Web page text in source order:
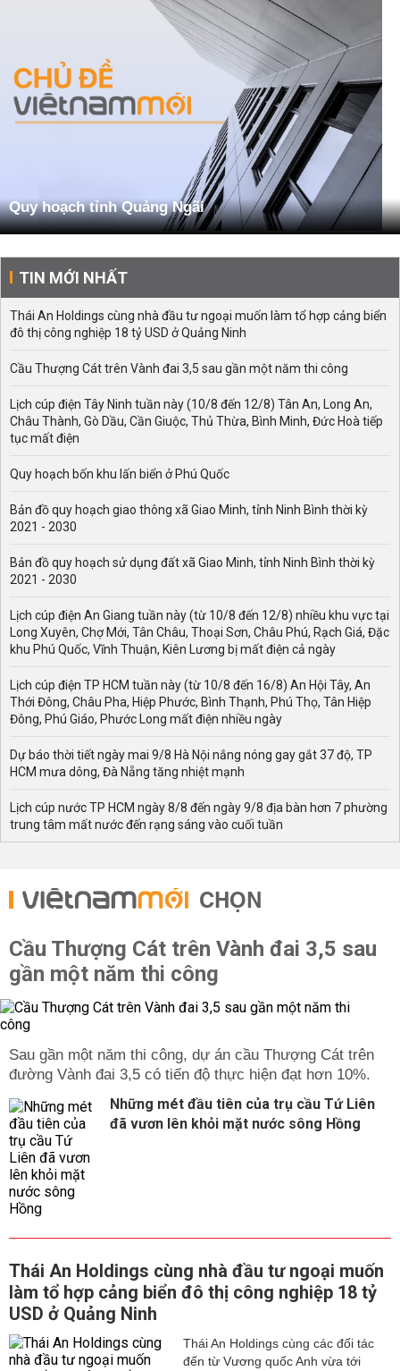
Quy hoạch tỉnh Quảng Ngãi
TIN MỚI NHẤT
Thái An Holdings cùng nhà đầu tư ngoại muốn làm tổ hợp cảng biển
đô thị công nghiệp 18 tỷ USD ở Quảng Ninh
Cầu Thượng Cát trên Vành đai 3,5 sau gần một năm thi công
Lịch cúp điện Tây Ninh tuần này (10/8 đến 12/8) Tân An, Long An,
Châu Thành, Gò Dầu, Cần Giuộc, Thủ Thừa, Bình Minh, Đức Hoà tiếp
tục mất điện
Quy hoạch bốn khu lấn biển ở Phú Quốc
Bản đồ quy hoạch giao thông xã Giao Minh, tỉnh Ninh Bình thời kỳ
2021 - 2030
Bản đồ quy hoạch sử dụng đất xã Giao Minh, tỉnh Ninh Bình thời kỳ
2021 - 2030
Lịch cúp điện An Giang tuần này (từ 10/8 đến 12/8) nhiều khu vực tại
Long Xuyên, Chợ Mới, Tân Châu, Thoại Sơn, Châu Phú, Rạch Giá, Đặc
khu Phú Quốc, Vĩnh Thuận, Kiên Lương bị mất điện cả ngày
Lịch cúp điện TP HCM tuần này (từ 10/8 đến 16/8) An Hội Tây, An
Thới Đông, Châu Pha, Hiệp Phước, Bình Thạnh, Phú Thọ, Tân Hiệp
Đông, Phú Giáo, Phước Long mất điện nhiều ngày
Dự báo thời tiết ngày mai 9/8 Hà Nội nắng nóng gay gắt 37 độ, TP
HCM mưa dông, Đà Nẵng tăng nhiệt mạnh
Lịch cúp nước TP HCM ngày 8/8 đến ngày 9/8 địa bàn hơn 7 phường
trung tâm mất nước đến rạng sáng vào cuối tuần
CHỌN
Cầu Thượng Cát trên Vành đai 3,5 sau
gần một năm thi công
Sau gần một năm thi công, dự án cầu Thượng Cát trên
đường Vành đai 3,5 có tiến độ thực hiện đạt hơn 10%.
Những mét đầu tiên của trụ cầu Tứ Liên
đã vươn lên khỏi mặt nước sông Hồng
Thái An Holdings cùng nhà đầu tư ngoại muốn
làm tổ hợp cảng biển đô thị công nghiệp 18 tỷ
USD ở Quảng Ninh
Thái An Holdings cùng các đối tác
đến từ Vương quốc Anh vừa tới